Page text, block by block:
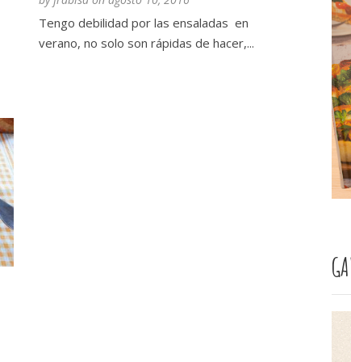
Tengo debilidad por las ensaladas en
verano, no solo son rápidas de hacer,...